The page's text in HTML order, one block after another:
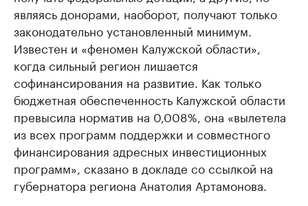
являясь донорами, наоборот, получают только
законодательно установленный минимум.
Известен и «феномен Калужской области»,
когда сильный регион лишается
софинансирования на развитие. Как только
бюджетная обеспеченность Калужской области
превысила норматив на 0,008%, она «вылетела
из всех программ поддержки и совместного
финансирования адресных инвестиционных
программ», сказано в докладе со ссылкой на
губернатора региона Анатолия Артамонова.